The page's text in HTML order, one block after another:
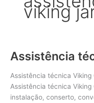
viking
Assistência
Assistência técnica Viking
Assistência técnica
instalação, conserto,